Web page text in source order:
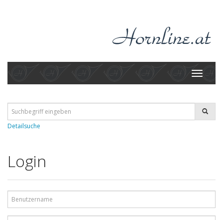
Toggle
Detailsuche
Login